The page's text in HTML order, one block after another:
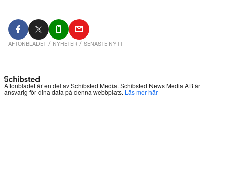
AFTONBLADET / NYHETER / SENASTE NYTT
Aftonbladet är en del av Schibsted Media. Schibsted News Media AB är
ansvarig för dina data på denna webbplats. Läs mer här